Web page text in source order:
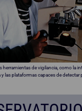
herramientas de vigilancia, como la
las plataformas capaces de detectar